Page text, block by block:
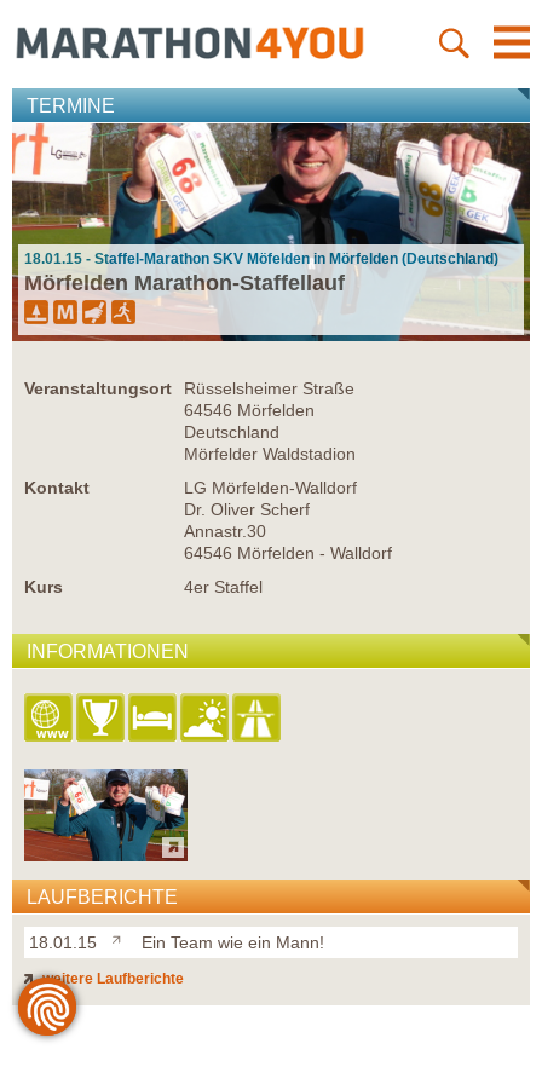
TERMINE
18.01.15 - Staffel-Marathon SKV Möfelden in Mörfelden (Deutschland)
Mörfelden Marathon-Staffellauf
Veranstaltungsort
Rüsselsheimer Straße
64546 Mörfelden
Deutschland
Mörfelder Waldstadion
Kontakt
LG Mörfelden-Walldorf
Dr. Oliver Scherf
Annastr.30
64546 Mörfelden - Walldorf
Kurs
4er Staffel
INFORMATIONEN
LAUFBERICHTE
18.01.15 Ein Team wie ein Mann!
weitere Laufberichte